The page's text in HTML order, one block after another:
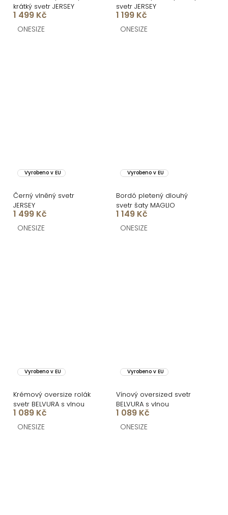
krátký svetr JERSEY
1 499 Kč
ONESIZE
svetr JERSEY
1 199 Kč
ONESIZE
Vyrobeno v EU
Černý vlněný svetr
JERSEY
1 499 Kč
ONESIZE
Vyrobeno v EU
Bordó pletený dlouhý
svetr šaty MAGLIO
1 149 Kč
ONESIZE
Vyrobeno v EU
Krémový oversize rolák
svetr BELVURA s vlnou
1 089 Kč
ONESIZE
Vyrobeno v EU
Vínový oversized svetr
BELVURA s vlnou
1 089 Kč
ONESIZE